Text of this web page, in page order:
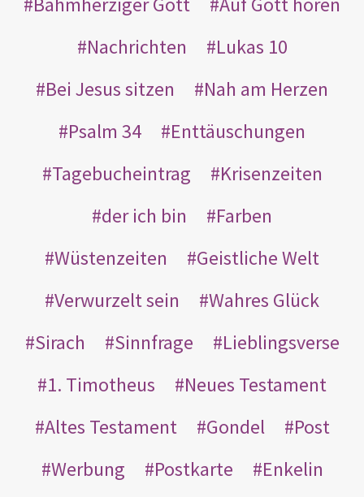
Nachrichten
Lukas 10
Bei Jesus sitzen
Nah am Herzen
Psalm 34
Enttäuschungen
Tagebucheintrag
Krisenzeiten
der ich bin
Farben
Wüstenzeiten
Geistliche Welt
Verwurzelt sein
Wahres Glück
Sirach
Sinnfrage
Lieblingsverse
1. Timotheus
Neues Testament
Altes Testament
Gondel
Post
Werbung
Postkarte
Enkelin